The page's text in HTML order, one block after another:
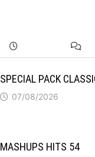
SPECIAL PACK
07/08/2026
MASHUPS HITS 54